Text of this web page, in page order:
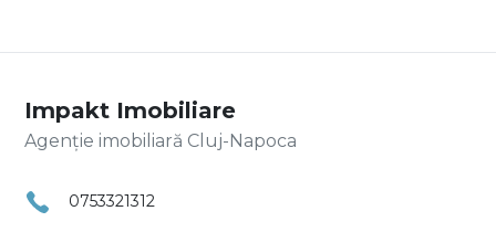
Impakt Imobiliare
Agenție imobiliară Cluj-Napoca
0753321312